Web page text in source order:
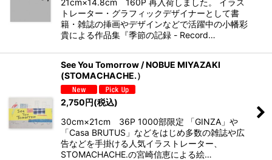
21cm×14.8cm 160P 再入荷しました。 イラス
トレーター・グラフィックデザイナーとして書
籍・雑誌の挿画やデザインなどで活躍中の小幡彩
貴による作品集『季節の記録 - Record…
See You Tomorrow / NOBUE MIYAZAKI
(STOMACHACHE.）
2,750円(税込)
30cm×21cm 36P 1000部限定 「GINZA」や
「Casa BRUTUS」などをはじめ多数の雑誌や広
告などを手掛ける人気イラストレーター、
STOMACHACHE.の宮崎信恵による絵…